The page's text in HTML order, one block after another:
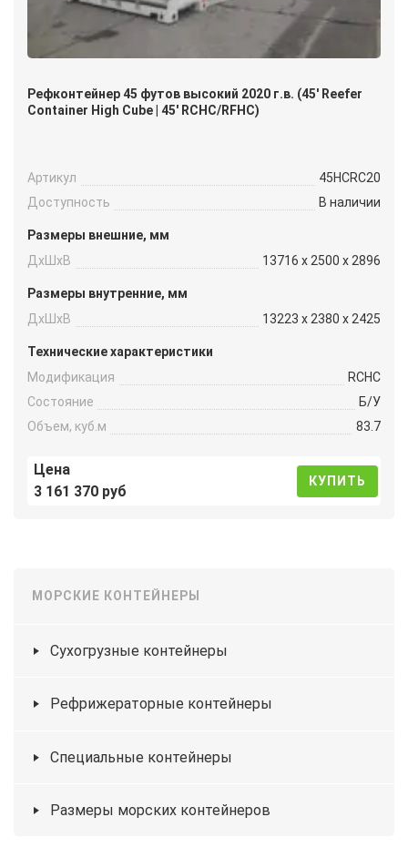
Рефконтейнер 45 футов высокий 2020 г.в. (45′ Reefer
Container High Cube | 45′ RCHC/RFHC)
Артикул
45HCRC20
Доступность
В наличии
Размеры внешние, мм
ДxШxВ
13716 x 2500 x 2896
Размеры внутренние, мм
ДxШxВ
13223 x 2380 x 2425
Технические характеристики
Модификация
RCHC
Состояние
Б/У
Объем, куб.м
83.7
Цена
3 161 370 руб
КУПИТЬ
МОРСКИЕ КОНТЕЙНЕРЫ
Сухогрузные контейнеры
Рефрижераторные контейнеры
Специальные контейнеры
Размеры морских контейнеров